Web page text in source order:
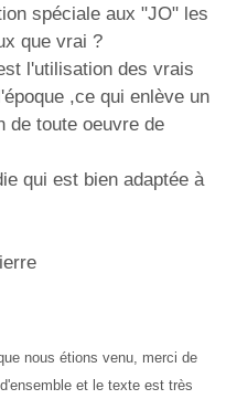
spéciale aux "JO" les
que vrai ?
l'utilisation des vrais
,ce qui enlève un
de toute oeuvre de
qui est bien adaptée à
nous étions venu, merci de
et le texte est très